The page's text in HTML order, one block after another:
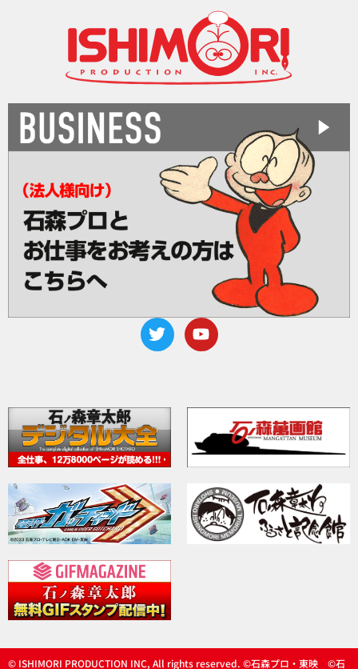
© ISHIMORI PRODUCTION INC, All rights reserved. ©石森プロ・東映 ©石